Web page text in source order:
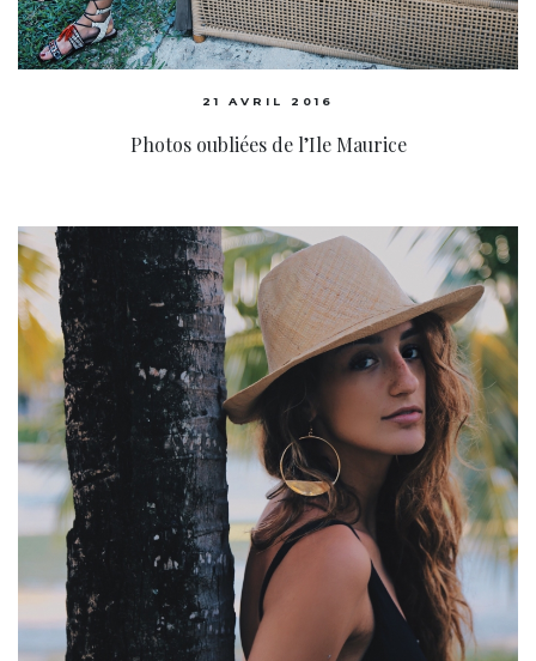
21 AVRIL 2016
Photos oubliées de l’Ile Maurice